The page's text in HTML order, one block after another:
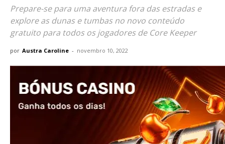
Prepare-se para uma aventura fora das estradas e
explore as dunas e tumbas no novo conteúdo
gratuito para todos os jogadores de Core Keeper
por Austra Caroline - novembro 10, 2022